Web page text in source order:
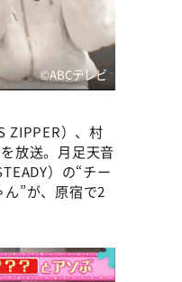
©️ABCテレビ
ZIPPER）、村
放送。月足天音
）の“チー
”が、原宿で2